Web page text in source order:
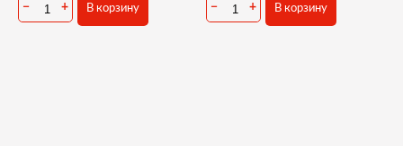
− + В корзину − + В корзину